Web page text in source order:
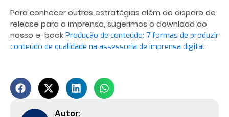
Para conhecer outras estratégias além do disparo de
release para a imprensa, sugerimos o download do
nosso e-book Produção de conteúdo: 7 formas de produzir
conteúdo de qualidade na assessoria de imprensa digital.